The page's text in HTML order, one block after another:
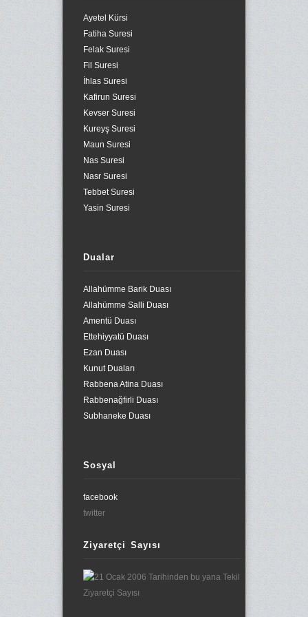
Ayetel Kürsi
Fatiha Suresi
Felak Suresi
Fil Suresi
İhlas Suresi
Kafirun Suresi
Kevser Suresi
Kureyş Suresi
Maun Suresi
Nas Suresi
Nasr Suresi
Tebbet Suresi
Yasin Suresi
Dualar
Allahümme Barik Duası
Allahümme Salli Duası
Amentü Duası
Ettehiyyatü Duası
Ezan Duası
Kunut Duaları
Rabbena Atina Duası
Rabbenağfirli Duası
Subhaneke Duası
Sosyal
facebook
twitter
Ziyaretçi Sayısı